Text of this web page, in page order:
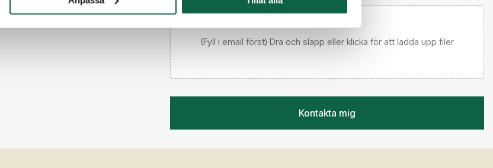
(Fyll i email först) Dra och släpp eller klicka för att ladda upp filer
Kontakta mig